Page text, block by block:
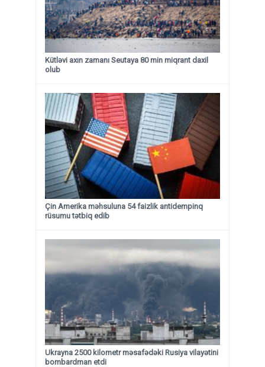
Kütləvi axın zamanı Seutaya 80 min miqrant daxil
olub
Çin Amerika məhsuluna 54 faizlik antidempinq
rüsumu tətbiq edib
Ukrayna 2500 kilometr məsafədəki Rusiya vilayətini
bombardman etdi